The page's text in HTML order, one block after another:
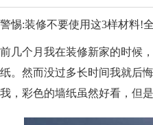
警惕:装修不要使用这3样材料!
前几个月我在装修新家的时候
纸。然而没过多长时间我就后
我，彩色的墙纸虽然好看，但